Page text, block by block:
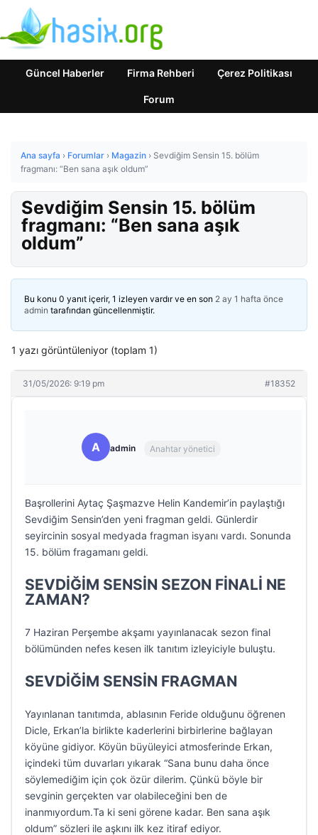
Güncel Haberler Firma Rehberi Çerez Politikası
Forum
Ana sayfa › Forumlar › Magazin › Sevdiğim Sensin 15. bölüm
fragmanı: “Ben sana aşık oldum”
Sevdiğim Sensin 15. bölüm
fragmanı: “Ben sana aşık
oldum”
Bu konu 0 yanıt içerir, 1 izleyen vardır ve en son 2 ay 1 hafta önce
admin tarafından güncellenmiştir.
1 yazı görüntüleniyor (toplam 1)
31/05/2026: 9:19 pm #18352
A admin Anahtar yönetici
Başrollerini Aytaç Şaşmazve Helin Kandemir’in paylaştığı
Sevdiğim Sensin’den yeni fragman geldi. Günlerdir
seyircinin sosyal medyada fragman isyanı vardı. Sonunda
15. bölüm fragamanı geldi.
SEVDİĞİM SENSİN SEZON FİNALİ NE
ZAMAN?
7 Haziran Perşembe akşamı yayınlanacak sezon final
bölümünden nefes kesen ilk tanıtım izleyiciyle buluştu.
SEVDİĞİM SENSİN FRAGMAN
Yayınlanan tanıtımda, ablasının Feride olduğunu öğrenen
Dicle, Erkan’la birlikte kaderlerini birbirlerine bağlayan
köyüne gidiyor. Köyün büyüleyici atmosferinde Erkan,
içindeki tüm duvarları yıkarak “Sana bunu daha önce
söylemediğim için çok özür dilerim. Çünkü böyle bir
sevginin gerçekten var olabileceğini ben de
inanmıyordum.Ta ki seni görene kadar. Ben sana aşık
oldum” sözleri ile aşkını ilk kez itiraf ediyor.